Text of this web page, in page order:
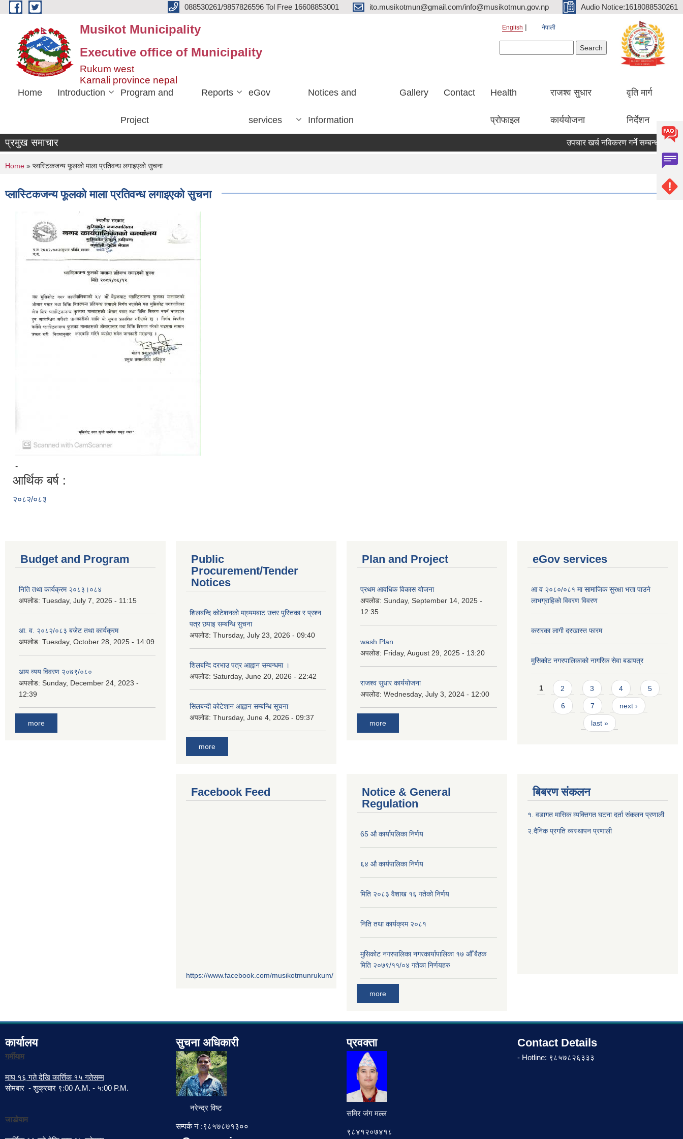
Skip to main content 088530261/9857826596 Tol Free 16608853001 ito.musikotmun@gmail.com/info@musikotmun.gov.np Audio Notice:1618088530261
Musikot Municipality
Executive office of Municipality
Rukum west
Karnali province nepal
English नेपाली
Home Introduction Program and
Project
Reports eGov
services
Notices and
Information
Gallery Contact Health
प्रोफाइल
राजश्व सुधार
कार्ययोजना
वृति मार्ग
निर्देशन
प्रमुख समाचार उपचार खर्च नविकरण गर्ने सम्बन्धमा
You are here
Home » प्लास्टिकजन्य फूलको माला प्रतिवन्ध लगाइएको सुचना
प्लास्टिकजन्य फूलको माला प्रतिवन्ध लगाइएको सुचना
-
आर्थिक बर्ष :
२०८२/०८३
Budget and Program
निति तथा कार्यक्रम २०८३।०८४
अपलोड: Tuesday, July 7, 2026 - 11:15
आ. व. २०८२/०८३ बजेट तथा कार्यक्रम
अपलोड: Tuesday, October 28, 2025 - 14:09
आय व्यय विवरण २०७९/०८०
अपलोड: Sunday, December 24, 2023 -
12:39
more
Public
Procurement/Tender
Notices
शिलबन्दि कोटेशनको मा्ध्यमबाट उत्तर पुस्तिका र प्रश्न
पत्र छपाइ सम्बन्धि सुचना
अपलोड: Thursday, July 23, 2026 - 09:40
शिलबन्दि दरभाउ पत्र आह्वान सम्बन्धमा ।
अपलोड: Saturday, June 20, 2026 - 22:42
सिलबन्दी कोटेशान आह्वान सम्बन्धि सूचना
अपलोड: Thursday, June 4, 2026 - 09:37
more
Plan and Project
प्रथम आवधिक विकास योजना
अपलोड: Sunday, September 14, 2025 -
12:35
wash Plan
अपलोड: Friday, August 29, 2025 - 13:20
राजश्व सुधार कार्ययोजना
अपलोड: Wednesday, July 3, 2024 - 12:00
more
eGov services
आ व २०८०/०८१ मा सामाजिक सुरक्षा भत्ता पाउने
लाभग्राहिको विवरण विवरण
करारका लागी दरखास्त फारम
मुसिकोट नगरपालिकाको नागरिक सेवा बडापत्र
Pages
1 2 3 4 5
6 7 next ›
last »
Facebook Feed
https://www.facebook.com/musikotmunrukum/
Notice & General
Regulation
65 औ कार्यापलिका निर्णय
६४ औ कार्यपालिका निर्णय
मिति २०८३ वैशाख १६ गतेको निर्णय
निति तथा कार्यक्रम २०८१
मुसिकोट नगरपालिका नगरकार्यापालिका १७ औँ बैठक
मिति २०७९/११/०४ गतेका निर्णयहरु
more
बिबरण संकलन
१. वडागत मासिक व्यक्तिगत घटना दर्ता संकलन प्रणाली
२.दैनिक प्रगति व्यस्थापन प्रणाली
कार्यालय
गर्मीयाम
माघ १६ गते देखि कार्त्तिक १५ गतेसम्म
सोमबार - शुक्रबार ९:00 A.M. - ५:00 P.M.
जाडोयाम
सुचना अधिकारी
नरेन्द्र विष्ट
सम्पर्क नं :९८५७८७१३००
प्रवक्ता
समिर जंग मल्ल
९८४१२०७४१८
Contact Details
- Hotline: ९८५७८२६३३३